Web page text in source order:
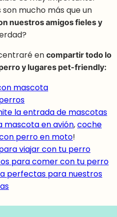
mucho más que un
nuestros amigos fieles y
encompartir todo lo
y lugares pet-friendly:
mascota
la entrada de mascotas
mascota en avión,coche
perro en moto!
viajar con tu perro
para comer con tu perro
perfectas para nuestros